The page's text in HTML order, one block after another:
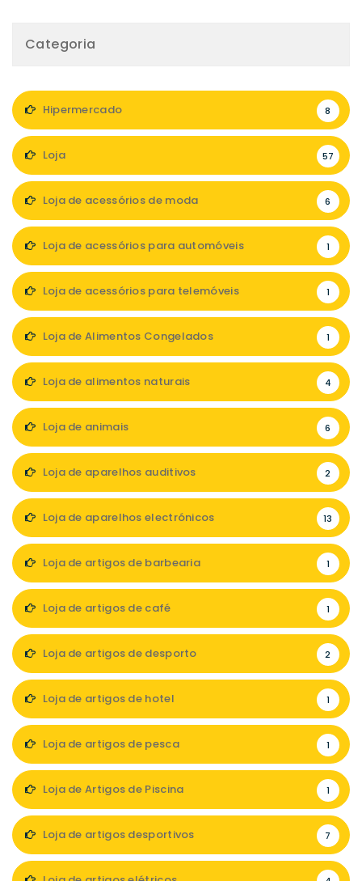
Categoria
Hipermercado 8
Loja 57
Loja de acessórios de moda 6
Loja de acessórios para automóveis 1
Loja de acessórios para telemóveis 1
Loja de Alimentos Congelados 1
Loja de alimentos naturais 4
Loja de animais 6
Loja de aparelhos auditivos 2
Loja de aparelhos electrónicos 13
Loja de artigos de barbearia 1
Loja de artigos de café 1
Loja de artigos de desporto 2
Loja de artigos de hotel 1
Loja de artigos de pesca 1
Loja de Artigos de Piscina 1
Loja de artigos desportivos 7